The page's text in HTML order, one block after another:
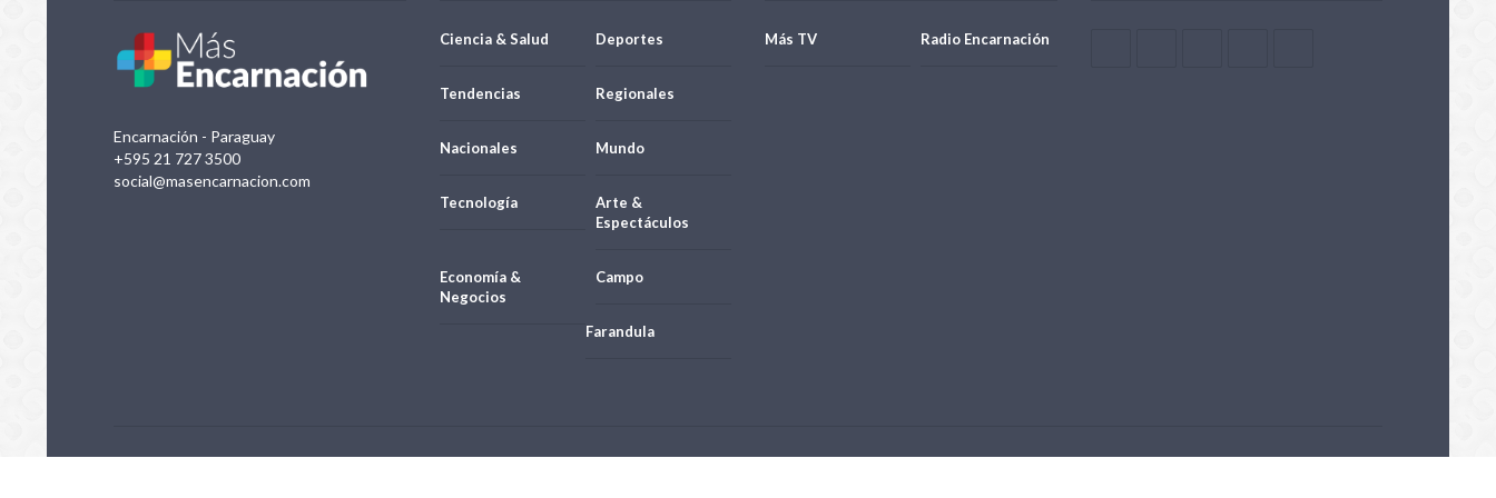
Encarnación - Paraguay
+595 21 727 3500
social@masencarnacion.com
Ciencia & Salud Deportes
Tendencias Regionales
Nacionales Mundo
Tecnología
Arte &
Espectáculos
Economía &
Negocios
Campo
Farandula
Más TV Radio Encarnación